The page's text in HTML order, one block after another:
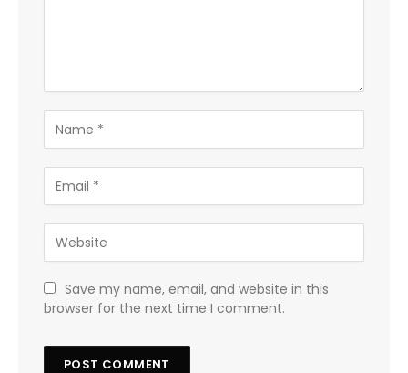
Save my name, email, and website in this
browser for the next time I comment.